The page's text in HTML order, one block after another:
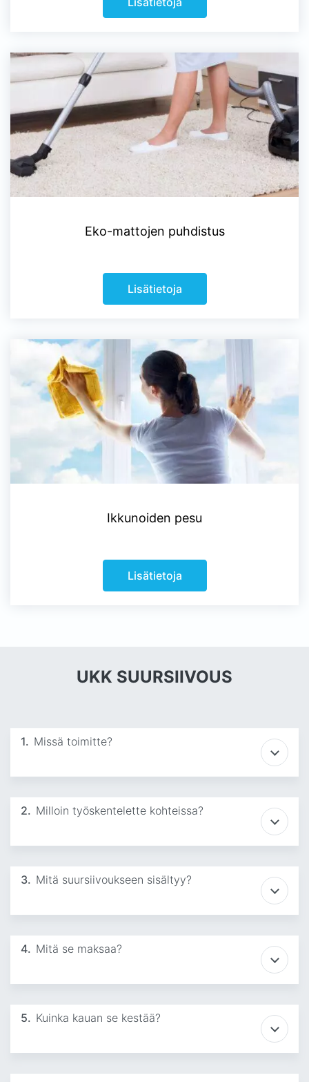
Eko-mattojen puhdistus
Lisätietoja
Ikkunoiden pesu
Lisätietoja
UKK SUURSIIVOUS
1. Missä toimitte?
2. Milloin työskentelette kohteissa?
3. Mitä suursiivoukseen sisältyy?
4. Mitä se maksaa?
5. Kuinka kauan se kestää?